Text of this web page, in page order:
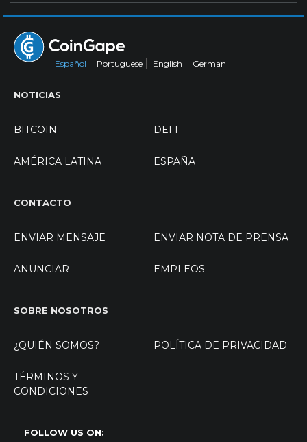
Español Portuguese English German
NOTICIAS
BITCOIN DEFI
AMÉRICA LATINA ESPAÑA
CONTACTO
ENVIAR MENSAJE ENVIAR NOTA DE PRENSA
ANUNCIAR EMPLEOS
SOBRE NOSOTROS
¿QUIÉN SOMOS? POLÍTICA DE PRIVACIDAD
TÉRMINOS Y
CONDICIONES
FOLLOW US ON: